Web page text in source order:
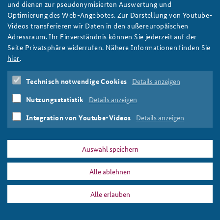
Anfahrt
Freundeskreis
Deutsches Forum Sicherheitspolitik
Arbeitskreis "Junge Sicherheitspolitiker"
Das Sicherheitspolitische Gespräch an der BAKS
Studierendenkonferenz Sicherheitspolitik gestalten
Newsletter-Archiv
Al Jazeera English/Flickr/CC BY-SA 2.0
2018-1.jpg
und dienen zur pseudonymisierten Auswertung und
Optimierung des Web-Angebotes. Zur Darstellung von Youtube-
Videos transferieren wir Daten in den außereuropäischen
Adressraum. Ihr Einverständnis können Sie jederzeit auf der
Seite Privatsphäre widerrufen. Nähere Informationen finden Sie
hier.
Technisch notwendige Cookies Details anzeigen
Nutzungsstatistik Details anzeigen
Integration von Youtube-Videos Details anzeigen
Auswahl speichern
Alle ablehnen
Alle erlauben